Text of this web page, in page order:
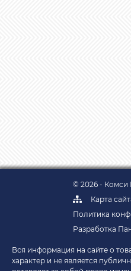
© 2026 - Комси
Карта
Политика
Разработка
Вся информация на сайте о
характер и не является